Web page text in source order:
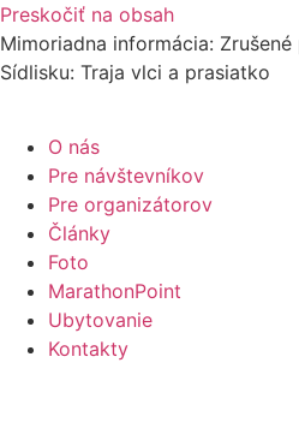
Preskočiť na obsah
Mimoriadna informácia:
Sídlisku: Traja vlci a prasiatko
O nás
Pre návštevníkov
Pre organizátorov
Články
Foto
MarathonPoint
Ubytovanie
Kontakty